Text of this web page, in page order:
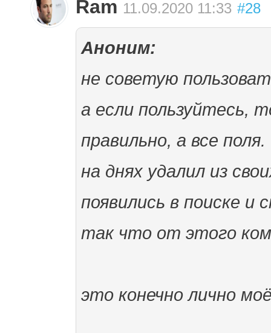
Ram 11.09.2020 11:33 #28
Аноним:
не советую
а если пользуйтесь,
правильно, а все поля.
на днях удалил из
появились в поиске и
так что от этого
это конечно лично